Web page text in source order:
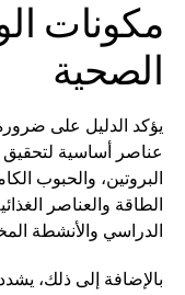
مكونات
الصحية
يؤكد الدليل على
عناصر أساسية لتحقيق
البروتين، والحبوب
الطاقة والعناصر
الدراسي والأنشطة
بالإضافة إلى ذلك،